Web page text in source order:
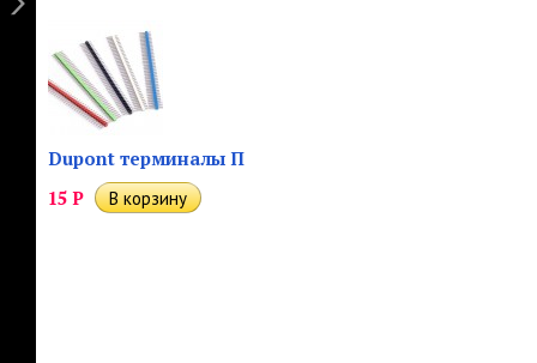
Dupont терминалы П
15 Р